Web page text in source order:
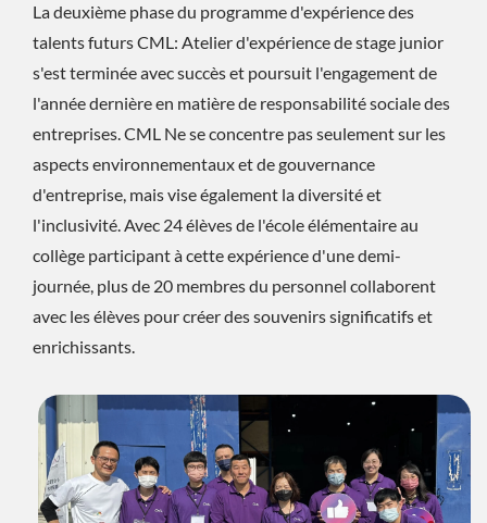
La deuxième phase du programme d'expérience des
talents futurs CML: Atelier d'expérience de stage junior
s'est terminée avec succès et poursuit l'engagement de
l'année dernière en matière de responsabilité sociale des
entreprises. CML Ne se concentre pas seulement sur les
aspects environnementaux et de gouvernance
d'entreprise, mais vise également la diversité et
l'inclusivité. Avec 24 élèves de l'école élémentaire au
collège participant à cette expérience d'une demi-
journée, plus de 20 membres du personnel collaborent
avec les élèves pour créer des souvenirs significatifs et
enrichissants.